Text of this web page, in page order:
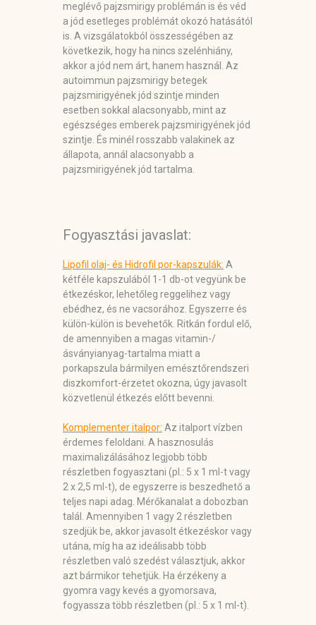
meglévő pajzsmirigy problémán is és véd
a jód esetleges problémát okozó hatásától
is. A vizsgálatokból összességében az
következik, hogy ha nincs szelénhiány,
akkor a jód nem árt, hanem használ. Az
autoimmun pajzsmirigy betegek
pajzsmirigyének jód szintje minden
esetben sokkal alacsonyabb, mint az
egészséges emberek pajzsmirigyének jód
szintje. És minél rosszabb valakinek az
állapota, annál alacsonyabb a
pajzsmirigyének jód tartalma.
Fogyasztási javaslat:
Lipofil olaj- és Hidrofil por-kapszulák: A
kétféle kapszulából 1-1 db-ot vegyünk be
étkezéskor, lehetőleg reggelihez vagy
ebédhez, és ne vacsorához. Egyszerre és
külön-külön is bevehetők. Ritkán fordul elő,
de amennyiben a magas vitamin-/
ásványianyag-tartalma miatt a
porkapszula bármilyen emésztőrendszeri
diszkomfort-érzetet okozna, úgy javasolt
közvetlenül étkezés előtt bevenni.
Komplementer italpor: Az italport vízben
érdemes feloldani. A hasznosulás
maximalizálásához legjobb több
részletben fogyasztani (pl.: 5 x 1 ml-t vagy
2 x 2,5 ml-t), de egyszerre is beszedhető a
teljes napi adag. Mérőkanalat a dobozban
talál. Amennyiben 1 vagy 2 részletben
szedjük be, akkor javasolt étkezéskor vagy
utána, míg ha az ideálisabb több
részletben való szedést választjuk, akkor
azt bármikor tehetjük. Ha érzékeny a
gyomra vagy kevés a gyomorsava,
fogyassza több részletben (pl.: 5 x 1 ml-t).